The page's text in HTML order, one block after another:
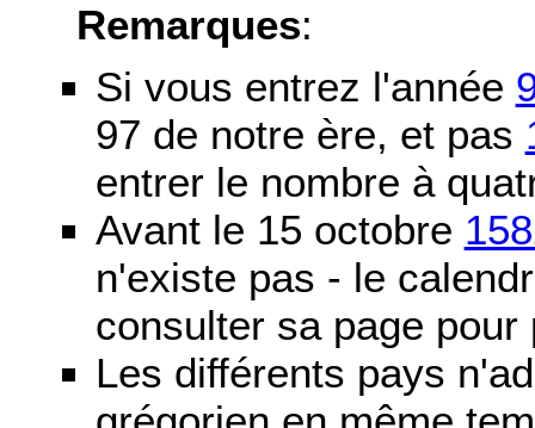
Remarques:
Si vous entrez l'année
97 de notre ère, et pas
entrer le nombre à
Avant le 15 octobre
n'existe pas - le
consulter sa page pour
Les différents pays